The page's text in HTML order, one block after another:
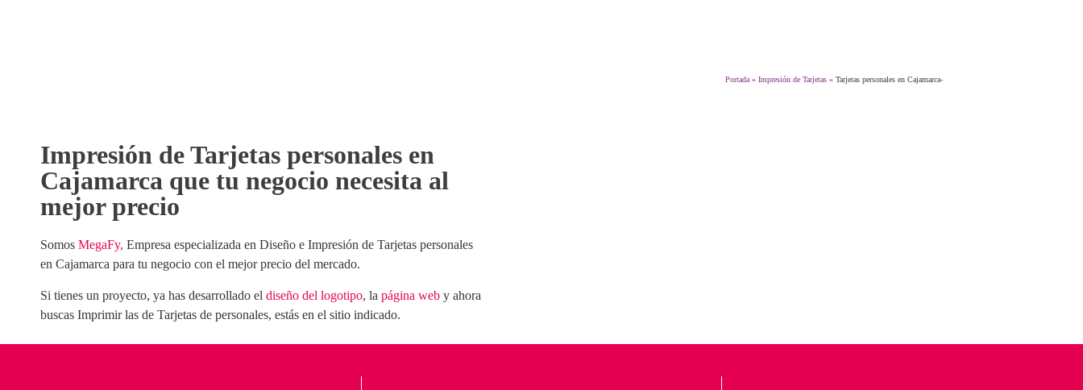
Portada» Impresión de Tarjetas » Tarjetas personales en Cajamarca-
Impresión de Tarjetas personales en
Cajamarca que tu negocio necesita al
mejor precio
Somos MegaFy, Empresa especializada en Diseño e Impresión de Tarjetas personales
en Cajamarca para tu negocio con el mejor precio del mercado.
Si tienes un proyecto, ya has desarrollado el diseño del logotipo, la página web y ahora
buscas Imprimir las de Tarjetas de personales, estás en el sitio indicado.